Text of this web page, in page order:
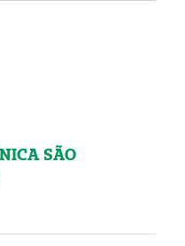
SÃO